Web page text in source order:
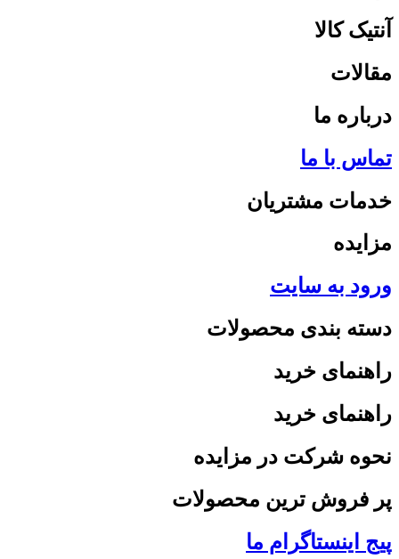
آنتیک کالا
مقالات
درباره ما
تماس با ما
خدمات مشتریان
مزایده
ورود به سایت
دسته بندی محصولات
راهنمای خرید
راهنمای خرید
نحوه شرکت در مزایده
پر فروش ترین محصولات
پیج اینستاگرام ما